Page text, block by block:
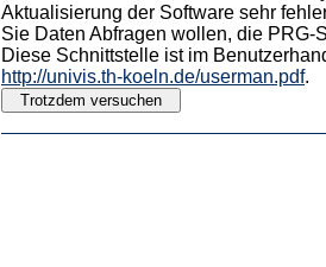
Aktualisierung der Software sehr
Sie Daten Abfragen wollen, die PRG-
Diese Schnittstelle ist im
http://univis.th-koeln.de/userman.pdf.